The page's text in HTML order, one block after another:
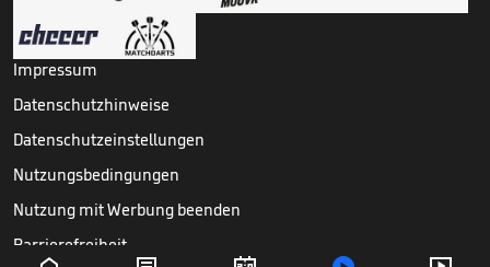
Impressum
Datenschutzhinweise
Datenschutzeinstellungen
Nutzungsbedingungen
Nutzung mit Werbung beenden
Barrierefreiheit